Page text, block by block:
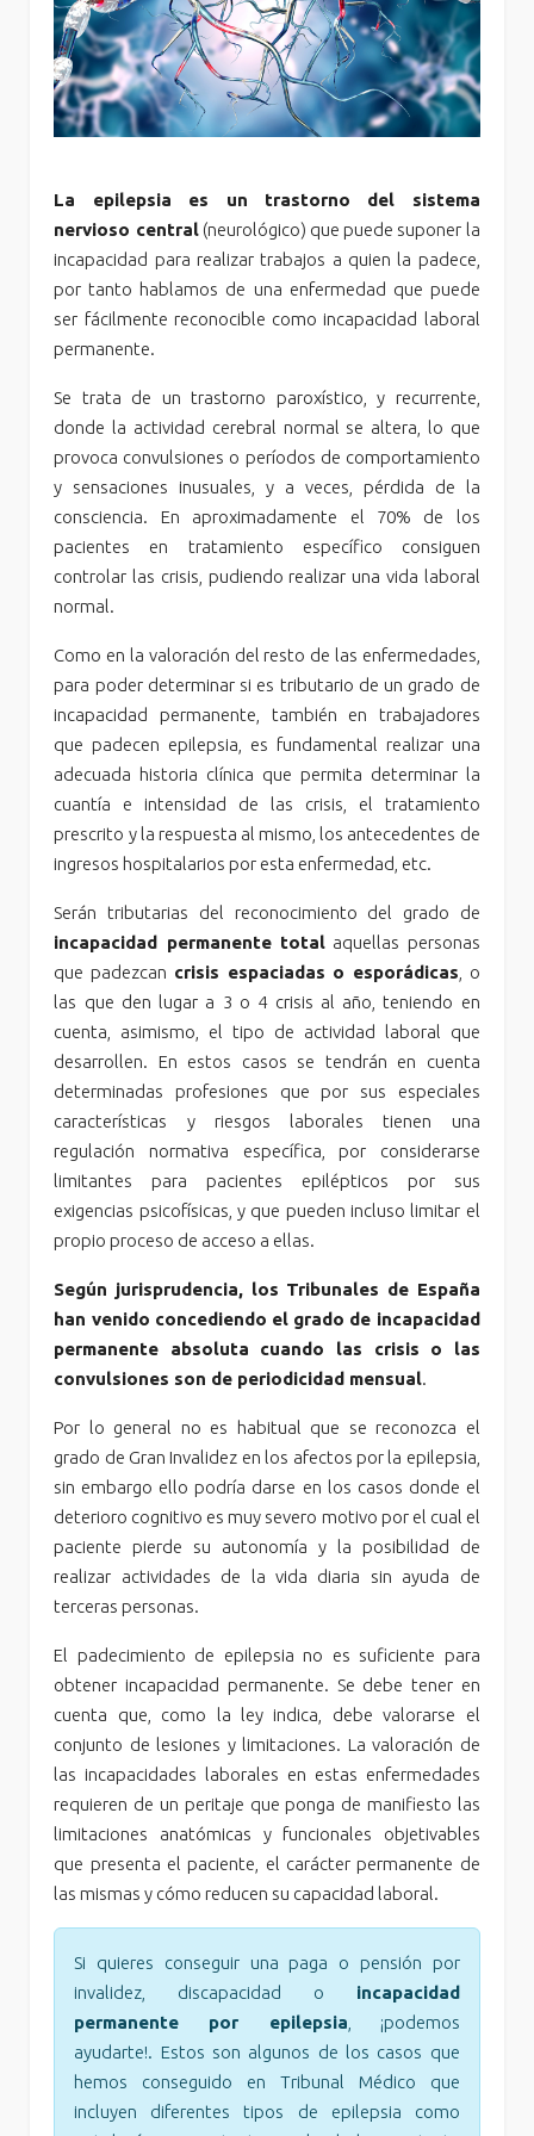
La epilepsia es un trastorno del sistema
nervioso central(neurológico) que puede suponer la
incapacidad para realizar trabajos a quien la padece,
por tanto hablamos de una enfermedad que puede
ser fácilmente reconocible como incapacidad laboral
permanente.
Se trata de un trastorno paroxístico, y recurrente,
donde la actividad cerebral normal se altera, lo que
provoca convulsiones o períodos de comportamiento
y sensaciones inusuales, y a veces, pérdida de la
consciencia. En aproximadamente el 70% de los
pacientes en tratamiento específico consiguen
controlar las crisis, pudiendo realizar una vida laboral
normal.
Como en la valoración del resto de las enfermedades,
para poder determinar si es tributario de un grado de
incapacidad permanente, también en trabajadores
que padecen epilepsia, es fundamental realizar una
adecuada historia clínica que permita determinar la
cuantía e intensidad de las crisis, el tratamiento
prescrito y la respuesta al mismo, los antecedentes de
ingresos hospitalarios por esta enfermedad, etc.
Serán tributarias del reconocimiento del grado de
incapacidad permanente total aquellas personas
que padezcan crisis espaciadas o esporádicas , o
las que den lugar a 3 o 4 crisis al año, teniendo en
cuenta, asimismo, el tipo de actividad laboral que
desarrollen. En estos casos se tendrán en cuenta
determinadas profesiones que por sus especiales
características y riesgos laborales tienen una
regulación normativa específica, por considerarse
limitantes para pacientes epilépticos por sus
exigencias psicofísicas, y que pueden incluso limitar el
propio proceso de acceso a ellas.
Según jurisprudencia, los Tribunales de España
han venido concediendo el grado de incapacidad
permanente absoluta cuando las crisis o las
convulsiones son de periodicidad mensual.
Por lo general no es habitual que se reconozca el
grado de Gran Invalidez en los afectos por la epilepsia,
sin embargo ello podría darse en los casos donde el
deterioro cognitivo es muy severo motivo por el cual el
paciente pierde su autonomía y la posibilidad de
realizar actividades de la vida diaria sin ayuda de
terceras personas.
El padecimiento de epilepsia no es suficiente para
obtener incapacidad permanente. Se debe tener en
cuenta que, como la ley indica, debe valorarse el
conjunto de lesiones y limitaciones. La valoración de
las incapacidades laborales en estas enfermedades
requieren de un peritaje que ponga de manifiesto las
limitaciones anatómicas y funcionales objetivables
que presenta el paciente, el carácter permanente de
las mismas y cómo reducen su capacidad laboral.
Si quieres conseguir una paga o pensión por
invalidez, discapacidad o incapacidad
permanente por epilepsia , ¡podemos
ayudarte!. Estos son algunos de los casos que
hemos conseguido en Tribunal Médico que
incluyen diferentes tipos de epilepsia como